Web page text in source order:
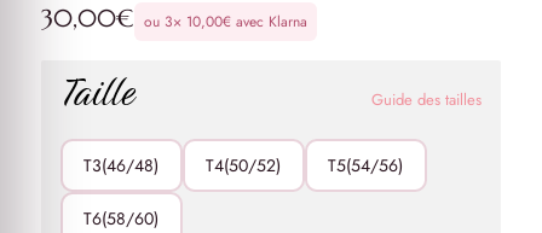
30,00€ ou 3× 10,00€avec Klarna
Taille Guide des tailles
T3(46/48) T4(50/52) T5(54/56)
T6(58/60)